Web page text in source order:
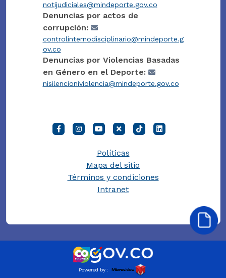
notijudiciales@mindeporte.gov.co
Denuncias por actos de
corrupción:
controlinternodisciplinario@mindeporte.g
ov.co
Denuncias por Violencias Basadas
en Género en el Deporte:
nisilencioniviolencia@mindeporte.gov.co
Políticas
Mapa del sitio
Términos y condiciones
Intranet
Powered by :